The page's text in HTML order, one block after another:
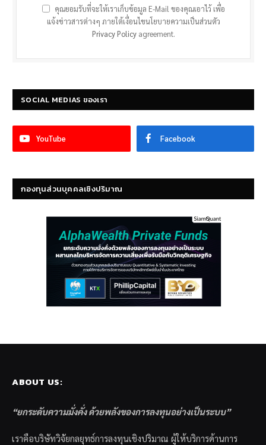
คุณยอมรับที่จะให้เราเก็บข้อมูล E-Mail ของคุณเอาไว้ เพื่อ
แจ้งข่าวสารต่างๆ ภายใต้เงื่อนไขนโยบายความเป็นส่วนตัว
Privacy Policyagreement.
SOCIAL MEDIAS ของเรา
YouTube Facebook
กองทุนส่วนบุคคลเชิงปริมาณ
ABOUT US:
“ยกระดับความมั่งคั่ง ด้วยพลังของการลงทุนอย่างเป็นระบบ”
เราคือบริษัทวิจัยกลยุทธ์การลงทุนเชิงปริมาณ ผู้ให้บริการด้านการ